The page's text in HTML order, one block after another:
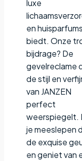
luxe
en huisparfums
biedt. Onze
bijdrage? De
gevelreclame
de stijl en
van JANZEN
perfect
weerspiegelt.
je meeslepen
de exquise
en geniet van